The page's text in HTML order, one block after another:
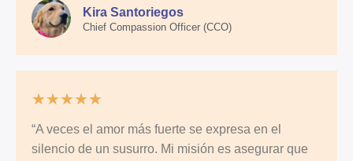
Kira Santoriegos
Chief Compassion Officer (CCO)
★★★★★
“A veces el amor más fuerte se expresa en el
silencio de un susurro. Mi misión es asegurar que